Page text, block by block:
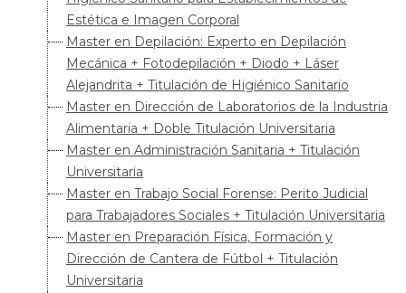
Estética e Imagen Corporal
Master en Depilación: Experto en Depilación
Mecánica + Fotodepilación + Diodo + Láser
Alejandrita + Titulación de Higiénico Sanitario
Master en Dirección de Laboratorios de la Industria
Alimentaria + Doble Titulación Universitaria
Master en Administración Sanitaria + Titulación
Universitaria
Master en Trabajo Social Forense: Perito Judicial
para Trabajadores Sociales + Titulación Universitaria
Master en Preparación Física, Formación y
Dirección de Cantera de Fútbol + Titulación
Universitaria